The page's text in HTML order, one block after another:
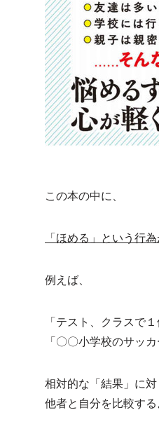
この本の中に、
「ほめる」という行
例えば、
「テスト、クラスで
「〇〇小学校のサッ
相対的な「結果」に対
他者と自分を比較する